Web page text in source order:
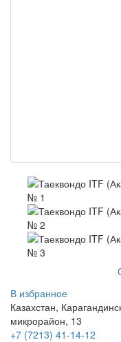
В избранное
Казахстан,
микрорайон, 13
+7 (7213) 41-14-12